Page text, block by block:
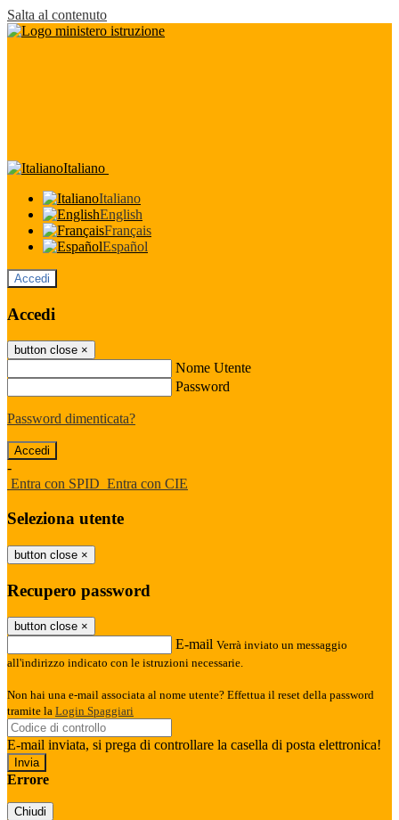
Salta al contenuto
Italiano
Italiano
English
Français
Español
Accedi
Accedi
button close ×
Nome Utente
Password
Password dimenticata?
-
Entra con SPID Entra con CIE
Seleziona utente
button close ×
Recupero password
button close ×
E-mail Verrà inviato un messaggio
all'indirizzo indicato con le istruzioni necessarie.
Non hai una e-mail associata al nome utente? Effettua il reset della password
tramite la Login Spaggiari
E-mail inviata, si prega di controllare la casella di posta elettronica!
Errore
Chiudi